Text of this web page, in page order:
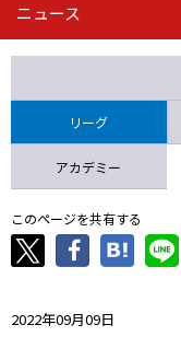
第16節 09/05 (土)
ニッパツ
ニュース
リーグ
アカデミー
このページを共有する
2022年09月09日